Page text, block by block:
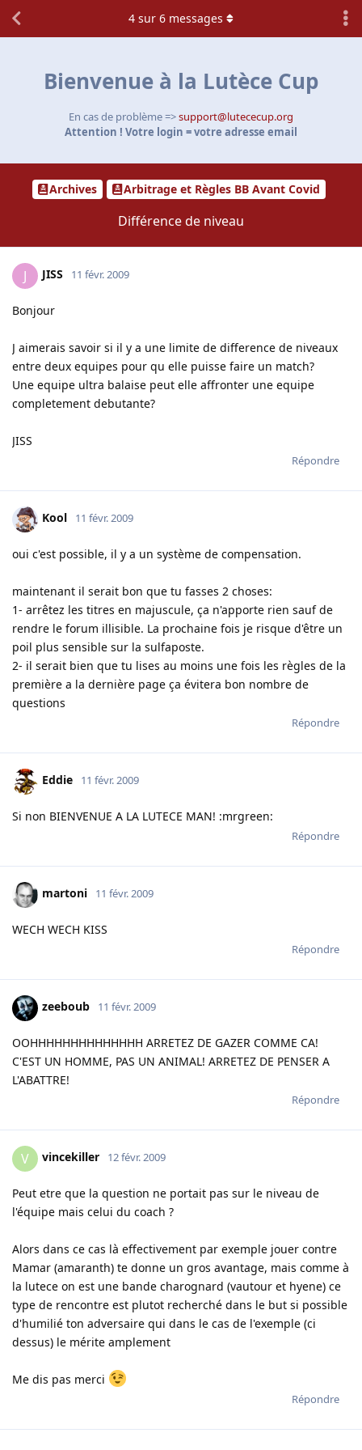
Bienvenue à la Lutèce Cup
En cas de problème =>support@lutececup.org
Attention ! Votre login = votre adresse email
Archives Arbitrage et Règles BB Avant Covid
Différence de niveau
4 sur 6 messages
J JISS 11 févr. 2009
Bonjour
J aimerais savoir si il y a une limite de difference de niveaux
entre deux equipes pour qu elle puisse faire un match?
Une equipe ultra balaise peut elle affronter une equipe
completement debutante?
JISS
Répondre
Kool 11 févr. 2009
oui c'est possible, il y a un système de compensation.
maintenant il serait bon que tu fasses 2 choses:
1- arrêtez les titres en majuscule, ça n'apporte rien sauf de
rendre le forum illisible. La prochaine fois je risque d'être un
poil plus sensible sur la sulfaposte.
2- il serait bien que tu lises au moins une fois les règles de la
première a la dernière page ça évitera bon nombre de
questions
Répondre
Eddie 11 févr. 2009
Si non BIENVENUE A LA LUTECE MAN! :mrgreen:
Répondre
martoni 11 févr. 2009
WECH WECH KISS
Répondre
zeeboub 11 févr. 2009
OOHHHHHHHHHHHHHH ARRETEZ DE GAZER COMME CA!
C'EST UN HOMME, PAS UN ANIMAL! ARRETEZ DE PENSER A
L'ABATTRE!
Répondre
V vincekiller 12 févr. 2009
Peut etre que la question ne portait pas sur le niveau de
l'équipe mais celui du coach ?
Alors dans ce cas là effectivement par exemple jouer contre
Mamar (amaranth) te donne un gros avantage, mais comme à
la lutece on est une bande charognard (vautour et hyene) ce
type de rencontre est plutot recherché dans le but si possible
d'humilié ton adversaire qui dans le cas de l'exemple (ci
dessus) le mérite amplement
Me dis pas merci
Répondre